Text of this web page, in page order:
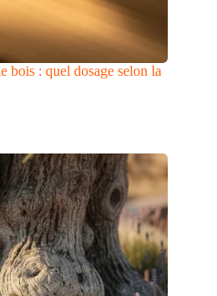
bois : quel dosage selon la